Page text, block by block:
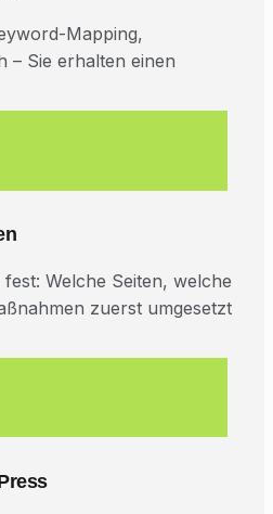
Mapping,
– Sie erhalten einen
Welche Seiten, welche
zuerst umgesetzt